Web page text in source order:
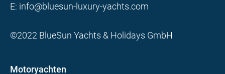
E: info@bluesun-luxury-yachts.com
©2022 BlueSun Yachts & Holidays GmbH
Motoryachten